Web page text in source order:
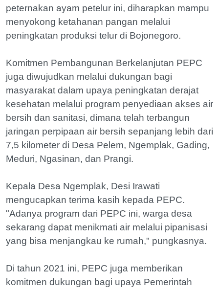
peternakan ayam petelur ini, diharapkan mampu
menyokong ketahanan pangan melalui
peningkatan produksi telur di Bojonegoro.
Komitmen Pembangunan Berkelanjutan PEPC
juga diwujudkan melalui dukungan bagi
masyarakat dalam upaya peningkatan derajat
kesehatan melalui program penyediaan akses air
bersih dan sanitasi, dimana telah terbangun
jaringan perpipaan air bersih sepanjang lebih dari
7,5 kilometer di Desa Pelem, Ngemplak, Gading,
Meduri, Ngasinan, dan Prangi.
Kepala Desa Ngemplak, Desi Irawati
mengucapkan terima kasih kepada PEPC.
"Adanya program dari PEPC ini, warga desa
sekarang dapat menikmati air melalui pipanisasi
yang bisa menjangkau ke rumah," pungkasnya.
Di tahun 2021 ini, PEPC juga memberikan
komitmen dukungan bagi upaya Pemerintah